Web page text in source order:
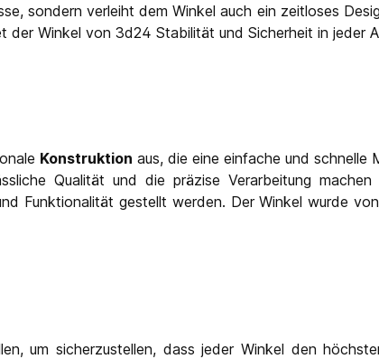
sondern verleiht dem Winkel auch ein zeitloses
Winkel von 3d24 Stabilität und Sicherheit in jeder
Konstruktion aus, die eine einfache und
Qualität und die präzise Verarbeitung
Funktionalität gestellt werden. Der Winkel wurde
um sicherzustellen, dass jeder Winkel den